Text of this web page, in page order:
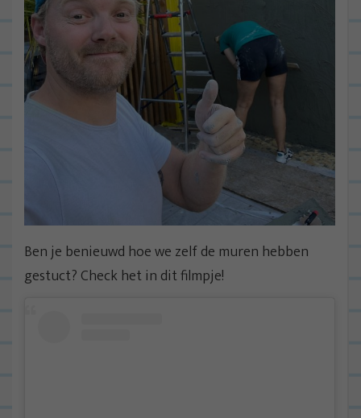
Ben je benieuwd hoe we zelf de muren hebben
gestuct? Check het in dit filmpje!